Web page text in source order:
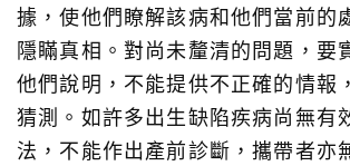
據，使他們瞭解該病和他們當前的
隱瞞真相。對尚未釐清的問題，要
他們說明，不能提供不正確的情報
猜測。如許多出生缺陷疾病尚無有
法，不能作出產前診斷，攜帶者亦